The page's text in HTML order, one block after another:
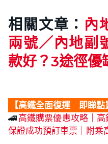
相關文章： 內
兩號／內地副
款好？3途徑優
【高鐵全面復運 即睇點
🚄高鐵購票優惠攻略｜
保證成功預訂車票｜附乘